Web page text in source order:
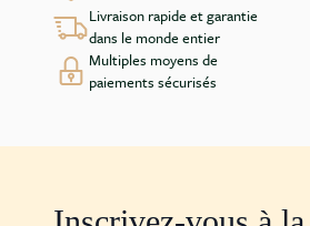
Livraison rapide et garantie
dans le monde entier
Multiples moyens de
paiements sécurisés